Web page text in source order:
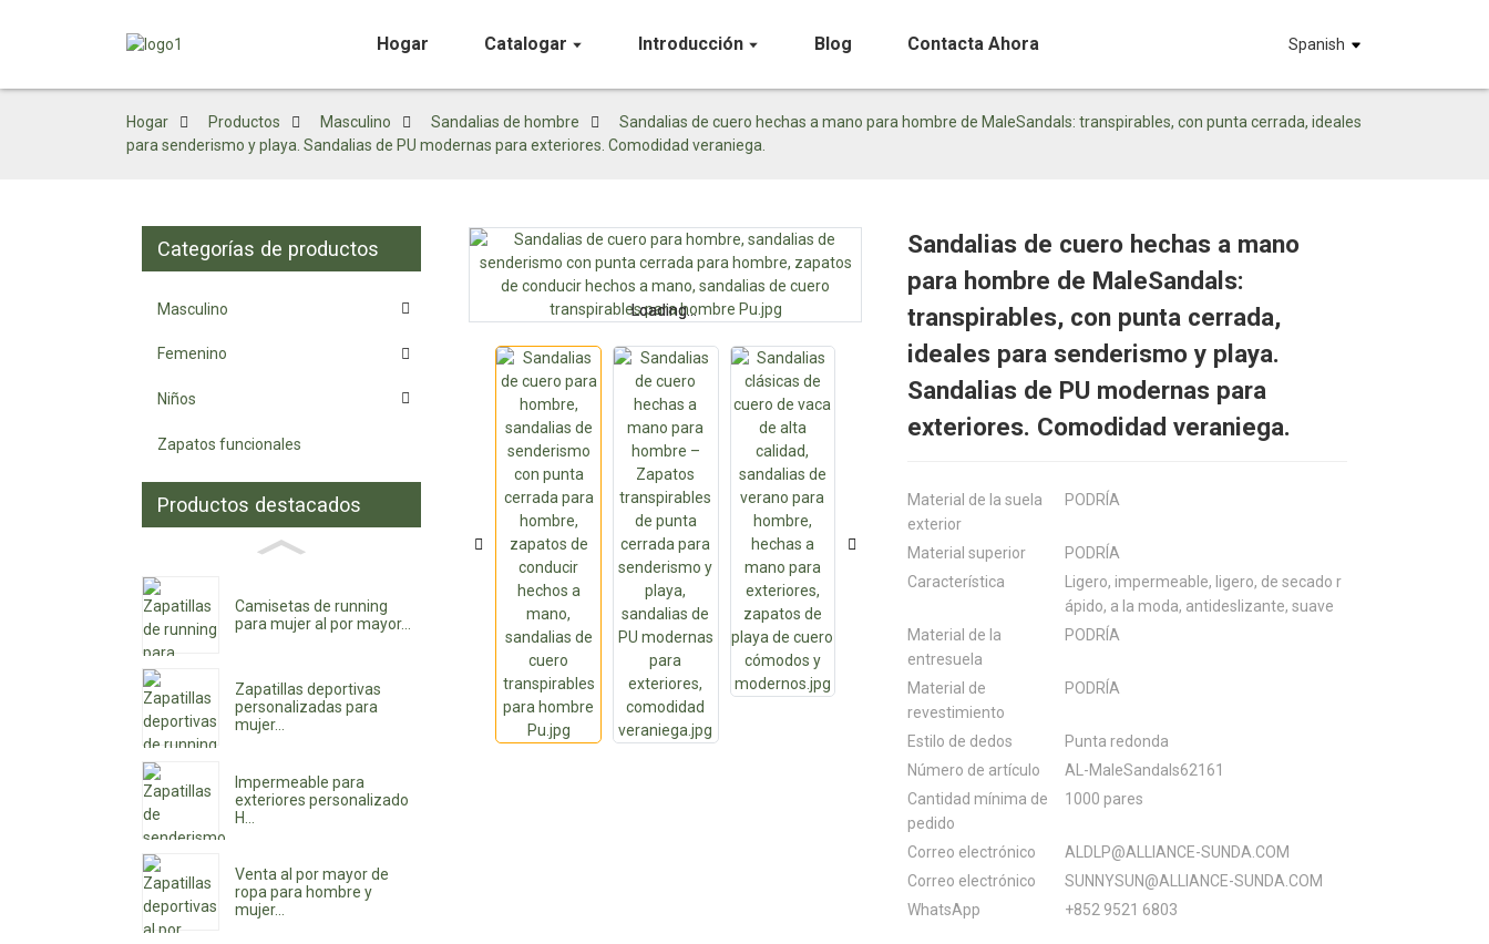
Hogar Catalogar Introducción Blog Contacta Ahora Spanish
Hogar Productos Masculino Sandalias de hombre
Sandalias de cuero hechas a mano para hombre de MaleSandals: transpirables, con punta cerrada, ideales
para senderismo y playa. Sandalias de PU modernas para exteriores. Comodidad veraniega.
Categorías de productos
Masculino
Femenino
Niños
Zapatos funcionales
Productos destacados
Camisetas de running
para mujer al por mayor...
Zapatillas deportivas
personalizadas para
mujer...
Impermeable para
exteriores personalizado
H...
Venta al por mayor de
ropa para hombre y
mujer...
Loading...
Loading... Loading...
Loading... Loading...
Loading...
Sandalias de cuero hechas a mano
para hombre de MaleSandals:
transpirables, con punta cerrada,
ideales para senderismo y playa.
Sandalias de PU modernas para
exteriores. Comodidad veraniega.
Material de la suela
exterior
PODRÍA
Material superior
PODRÍA
Característica
Ligero, impermeable, ligero, de secado r
ápido, a la moda, antideslizante, suave
Material de la
entresuela
PODRÍA
Material de
revestimiento
PODRÍA
Estilo de dedos
Punta redonda
Número de artículo
AL-MaleSandals62161
Cantidad mínima de
pedido
1000 pares
Correo electrónico
ALDLP@ALLIANCE-SUNDA.COM
Correo electrónico
SUNNYSUN@ALLIANCE-SUNDA.COM
WhatsApp
+852 9521 6803